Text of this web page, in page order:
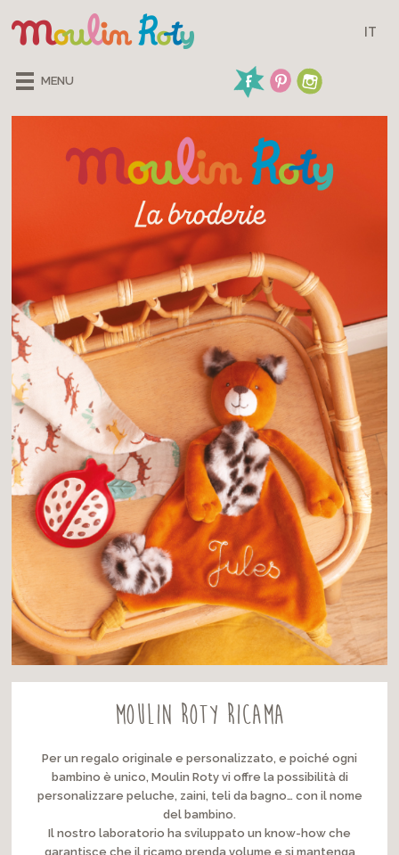
MENU
IT
Moulin Roty ricama
Per un regalo originale e personalizzato, e poiché ogni
bambino è unico, Moulin Roty vi offre la possibilità di
personalizzare peluche, zaini, teli da bagno… con il nome
del bambino.
Il nostro laboratorio ha sviluppato un know-how che
garantisce che il ricamo prenda volume e si mantenga